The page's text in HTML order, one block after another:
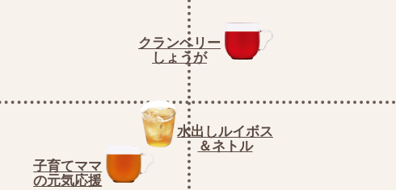
クランベリー
しょうが
子育てママ
の元気応援
水出しルイボス
＆ネトル